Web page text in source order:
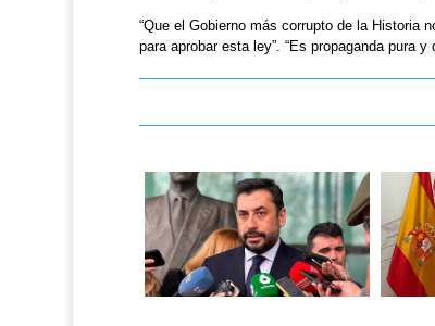
“Que el Gobierno más corrupto de la Historia
para aprobar esta ley”. “Es propaganda pura y